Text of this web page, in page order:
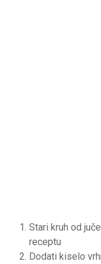
Stari kruh od
receptu
Dodati kiselo